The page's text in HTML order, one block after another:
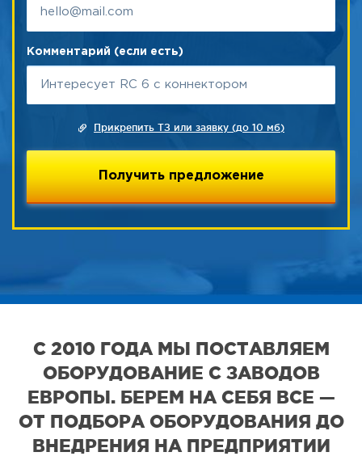
Комментарий (если есть)
Прикрепить ТЗ или заявку (до 10 мб)
С 2010 ГОДА МЫ ПОСТАВЛЯЕМ
ОБОРУДОВАНИЕ С ЗАВОДОВ
ЕВРОПЫ. БЕРЕМ НА СЕБЯ ВСЕ —
ОТ ПОДБОРА ОБОРУДОВАНИЯ ДО
ВНЕДРЕНИЯ НА ПРЕДПРИЯТИИ